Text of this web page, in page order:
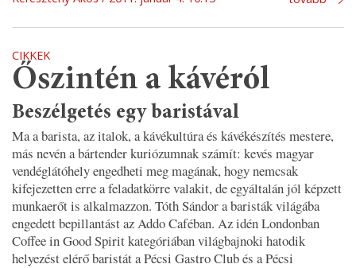
CIKKEK
Őszintén a kávéról
Beszélgetés egy baristával
Ma a barista, az italok, a kávékultúra és kávékészítés mestere,
más nevén a bártender kuriózumnak számít: kevés magyar
vendéglátóhely engedheti meg magának, hogy nemcsak
kifejezetten erre a feladatkörre valakit, de egyáltalán jól képzett
munkaerőt is alkalmazzon. Tóth Sándor a baristák világába
engedett bepillantást az Addo Caféban. Az idén Londonban
Coffee in Good Spirit kategóriában világbajnoki hatodik
helyezést elérő baristát a Pécsi Gastro Club és a Pécsi